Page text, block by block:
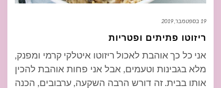
19 בספטמבר, 2019
ריזוטו פתיתים ופטריות
אני כל כך אוהבת לאכול ריזוטו איטלקי קרמי ומפנק,
מלא בגבינות וטעמים, אבל אני פחות אוהבת להכין
אותו בבית. זה דורש הרבה השקעה, ערבובים, הכנה